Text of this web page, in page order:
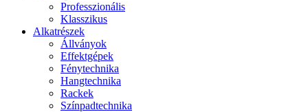
Professzionális
Klasszikus
Alkatrészek
Állványok
Effektgépek
Fénytechnika
Hangtechnika
Rackek
Színpadtechnika